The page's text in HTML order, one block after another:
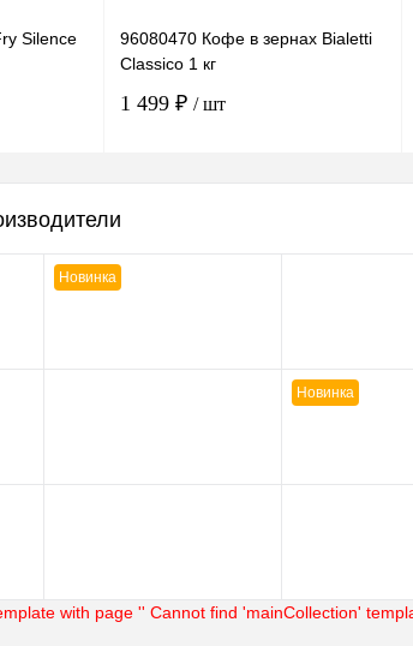
Silence
96080470 Кофе в зернах Bialetti
Classico 1 кг
1 499 ₽ / шт
Новинка
Новинка
with page '' Cannot find 'mainCollection'